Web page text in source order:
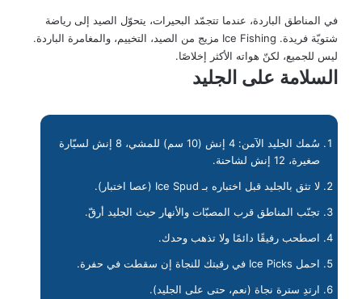
في المناطق الباردة، عندما تتجمّد البحيرات، يتحوّل الصيد إلى رياضة
شتويّة فريدة. Ice Fishing مزيج من الصيد، التخييم، والمغامرة الباردة.
ليس للجميع، لكنّ هواته الأكثر إخلاصًا.
السلامة على الجليد
سُمك الجليد الآمن: 4 إنش (10 سم) للمشي، 8 إنش لسيّارة
صغيرة، 12 إنش لشاحنة.
لا تثق بالجليد قبل اختباره بـ Ice Spud (عصا اختبار).
تجنّب المناطق قرب المصبّات والأنهار حيث الجليد أرقّ.
اصطحب رفيقًا دائمًا ولا تذهب وحدك.
احمل Ice Picks في رقبتك للنجاة إن سقطت في حفرة.
ارتدِ سترة نجاة (نعم، حتى على الجليد).